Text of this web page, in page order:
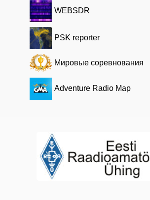
WEBSDR
PSK reporter
Мировые соревнования
Adventure Radio Map